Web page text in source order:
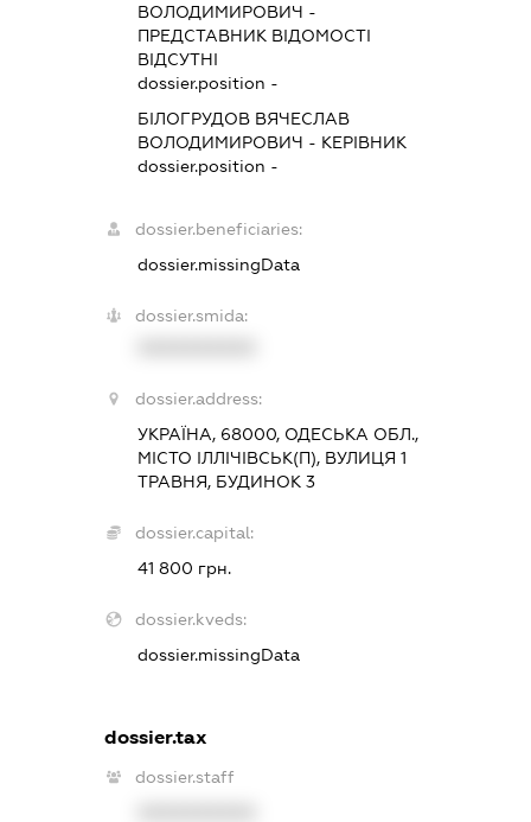
ВОЛОДИМИРОВИЧ -
ПРЕДСТАВНИК ВІДОМОСТІ
ВІДСУТНІ
dossier.position -
БІЛОГРУДОВ ВЯЧЕСЛАВ
ВОЛОДИМИРОВИЧ - КЕРІВНИК
dossier.position -
dossier.beneficiaries:
dossier.missingData
dossier.smida:
dossier.address:
УКРАЇНА, 68000, ОДЕСЬКА ОБЛ.,
МІСТО ІЛЛІЧІВСЬК(П), ВУЛИЦЯ 1
ТРАВНЯ, БУДИНОК 3
dossier.capital:
41 800 грн.
dossier.kveds:
dossier.missingData
dossier.tax
dossier.staff